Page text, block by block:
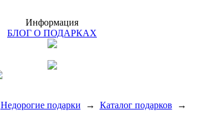
Информация
БЛОГ О ПОДАРКАХ
Недорогие подарки → Каталог подарков →